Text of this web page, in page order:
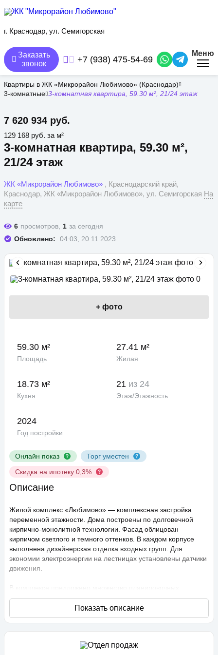
содержанию
г. Краснодар, ул. Семигорская
Заказать
звонок
+7 (938) 475-54-69
Меню
Квартиры в ЖК «Микрорайон Любимово» (Краснодар)
3-комнатные 3-комнатная квартира, 59.30 м², 21/24 этаж
3-комнатная квартира, 59.30 м²,
21/24 этаж
7 620 934 руб.
ЖК «Микрорайон Любимово» , Краснодарский край,
Краснодар, ЖК «Микрорайон Любимово», ул. Семигорская На
карте
129 168 руб. за м²
6 просмотров, 1 за сегодня
Обновлено:
04:03, 20.11.2023
Онлайн показ
Торг уместен
Скидка на ипотеку 0,3%
+ фото
59.30 м²
Площадь
27.41 м²
Жилая
18.73 м²
Кухня
21 из 24
Этаж/Этажность
2024
Год постройки
Описание
Жилой комплекс «Любимово» — комплексная застройка
переменной этажности. Дома построены по долговечной
кирпично-монолитной технологии. Фасад облицован
кирпичом светлого и темного оттенков. В каждом корпусе
выполнена дизайнерская отделка входных групп. Для
экономии электроэнергии на лестницах установлены датчики
движения.
В комплексе предложено множество планировочных
решений: в наличии квартиры, как классического типа, так и
европланировки. Они сдаются с подчистовой отделкой,
высота потолков составляет 2,75 метра. В квартирах